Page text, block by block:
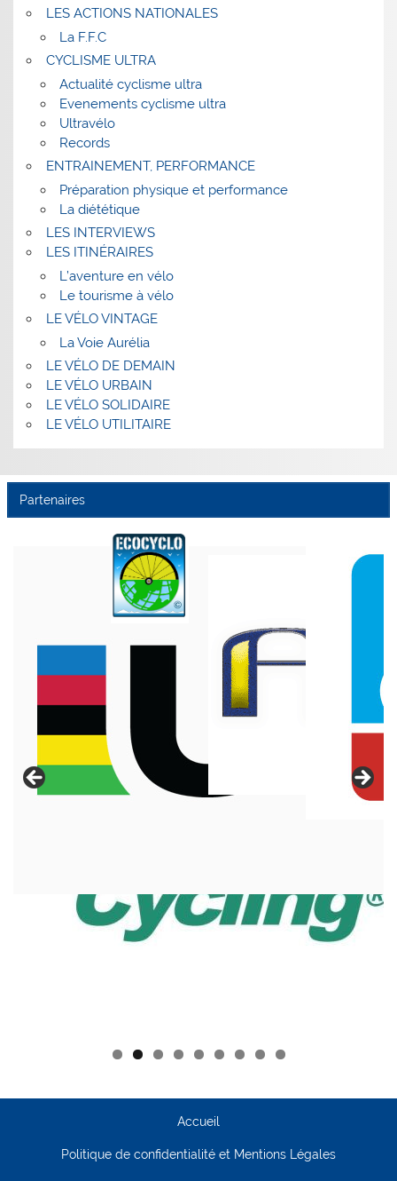
LES ACTIONS NATIONALES
La F.F.C
CYCLISME ULTRA
Actualité cyclisme ultra
Evenements cyclisme ultra
Ultravélo
Records
ENTRAINEMENT, PERFORMANCE
Préparation physique et performance
La diététique
LES INTERVIEWS
LES ITINÉRAIRES
L’aventure en vélo
Le tourisme à vélo
LE VÉLO VINTAGE
La Voie Aurélia
LE VÉLO DE DEMAIN
LE VÉLO URBAIN
LE VÉLO SOLIDAIRE
LE VÉLO UTILITAIRE
Partenaires
Accueil
Politique de confidentialité et Mentions Légales